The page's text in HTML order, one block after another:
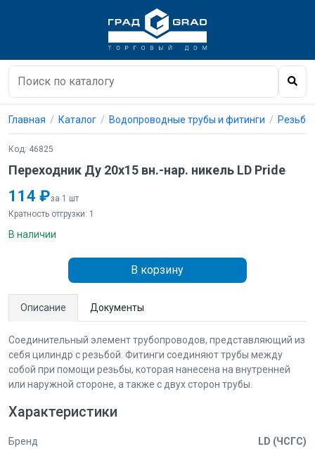
Главная Каталог Водопроводные трубы и фитинги
Код: 46825
Переходник Ду 20х15 вн.-нар. никель LD Pride
114 ₽за 1 шт
Кратность отгрузки: 1
В наличии
В корзину
Описание Документы
Соединительный элемент трубопроводов, представляющий из
себя цилиндр с резьбой. Фитинги соединяют трубы между
собой при помощи резьбы, которая нанесена на внутренней
или наружной стороне, а также с двух сторон трубы.
Характеристики
Бренд LD (ЧСГС)